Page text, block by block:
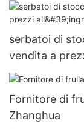
serbatoi di
vendita a
Fornitore di
Zhanghua